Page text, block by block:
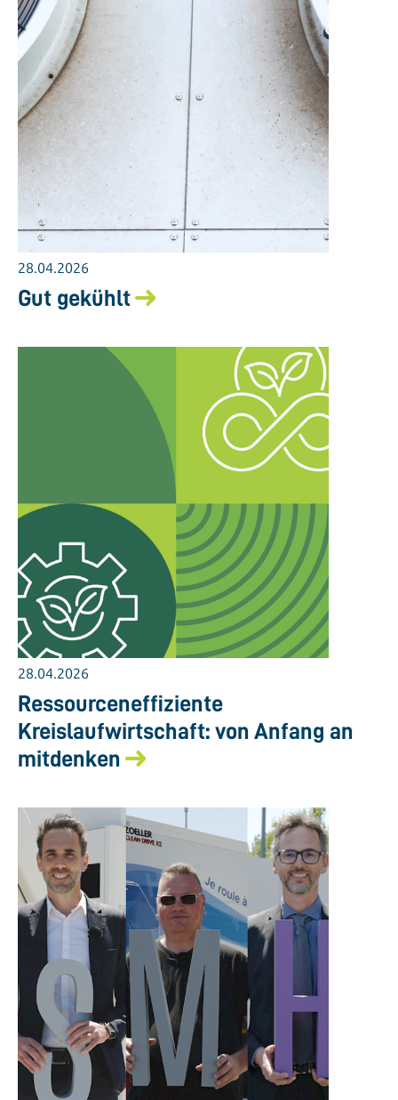
28.04.2026
Gut gekühlt
28.04.2026
Ressourceneffiziente
Kreislaufwirtschaft: von Anfang an
mitdenken